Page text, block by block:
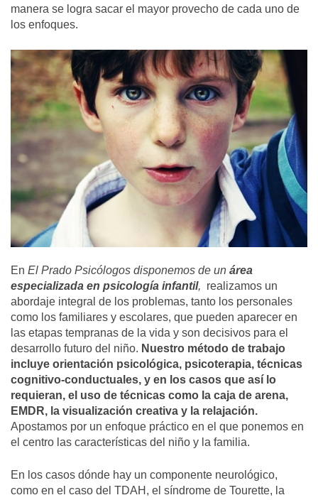
manera se logra sacar el mayor provecho de cada uno de
los enfoques.
En El Prado Psicólogos disponemos de un área
especializada en psicología infantil, realizamos un
abordaje integral de los problemas, tanto los personales
como los familiares y escolares, que pueden aparecer en
las etapas tempranas de la vida y son decisivos para el
desarrollo futuro del niño. Nuestro método de trabajo
incluye orientación psicológica, psicoterapia, técnicas
cognitivo-conductuales, y en los casos que así lo
requieran, el uso de técnicas como la caja de arena,
EMDR, la visualización creativa y la relajación.
Apostamos por un enfoque práctico en el que ponemos en
el centro las características del niño y la familia.
En los casos dónde hay un componente neurológico,
como en el caso del TDAH, el síndrome de Tourette, la